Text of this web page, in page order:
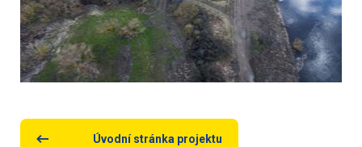
Úvodní stránka projektu